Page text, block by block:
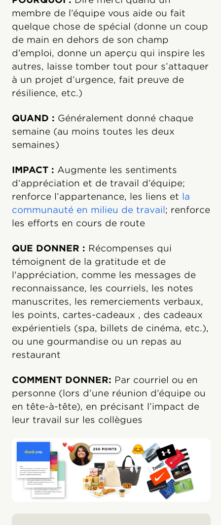
membre de l’équipe vous aide ou fait
quelque chose de spécial (donne un coup
de main en dehors de son champ
d’emploi, donne un aperçu qui inspire les
autres, laisse tomber tout pour s’attaquer
à un projet d’urgence, fait preuve de
résilience, etc.)
QUAND : Généralement donné chaque
semaine (au moins toutes les deux
semaines)
IMPACT : Augmente les sentiments
d’appréciation et de travail d’équipe;
renforce l’appartenance, les liens et la
communauté en milieu de travail; renforce
les efforts en cours de route
QUE DONNER : Récompenses qui
témoignent de la gratitude et de
l'appréciation, comme les messages de
reconnaissance, les courriels, les notes
manuscrites, les remerciements verbaux,
les points, cartes-cadeaux , des cadeaux
expérientiels (spa, billets de cinéma, etc.),
ou une gourmandise ou un repas au
restaurant
COMMENT DONNER: Par courriel ou en
personne (lors d’une réunion d’équipe ou
en tête-à-tête), en précisant l’impact de
leur travail sur les collègues